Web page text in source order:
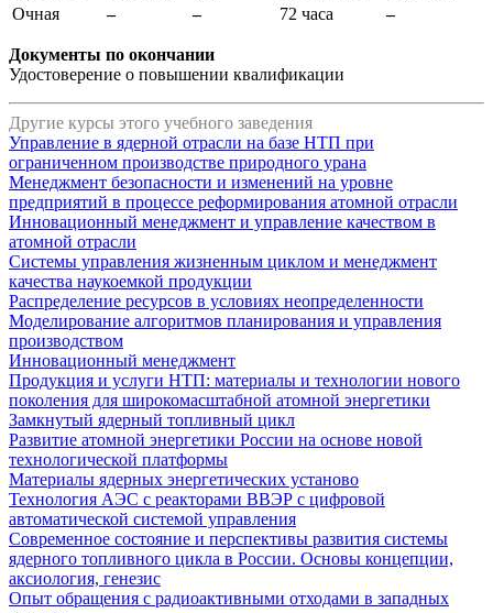
Очная
– – 72 часа –
Документы по окончании
Удостоверение о повышении квалификации
Другие курсы этого учебного заведения
Управление в ядерной отрасли на базе НТП при
ограниченном производстве природного урана
Менеджмент безопасности и изменений на уровне
предприятий в процессе реформирования атомной отрасли
Инновационный менеджмент и управление качеством в
атомной отрасли
Системы управления жизненным циклом и менеджмент
качества наукоемкой продукции
Распределение ресурсов в условиях неопределенности
Моделирование алгоритмов планирования и управления
производством
Инновационный менеджмент
Продукция и услуги НТП: материалы и технологии нового
поколения для широкомасштабной атомной энергетики
Замкнутый ядерный топливный цикл
Развитие атомной энергетики России на основе новой
технологической платформы
Материалы ядерных энергетических установо
Технология АЭС с реакторами ВВЭР с цифровой
автоматической системой управления
Современное состояние и перспективы развития системы
ядерного топливного цикла в России. Основы концепции,
аксиология, генезис
Опыт обращения с радиоактивными отходами в западных